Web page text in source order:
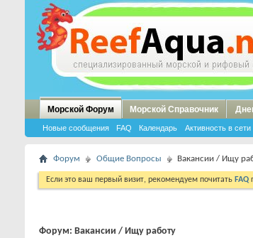
Морской Форум
Новые сообщения FAQ Календарь Активность в сети
Морской Справочник
Форум Общие Вопросы Вакансии / Ищу
Если это ваш первый визит, рекомендуем почитать FAQ
Форум: Вакансии / Ищу работу